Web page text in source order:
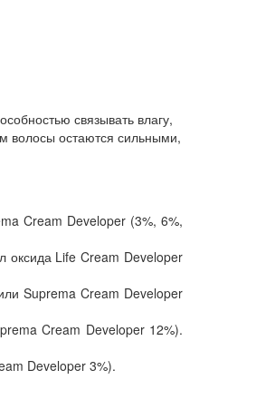
связывать влагу,
волосы остаются сильными,
Cream Developer (3%, 6%,
оксида Life Cream Developer
Suprema Cream Developer
Cream Developer 12%).
Developer 3%).